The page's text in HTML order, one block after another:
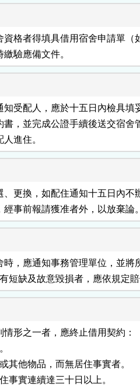
資格者得填具借用宿舍申請單（
繳驗應備文件。
知受配人，應於十五日內檢具填
書，並完成公證手續後送交宿舍
人進住。
更換，如配住通知十五日內不
經事前報請獲准者外，以放棄論
，應通知事務管理單位，並將
有短缺及故意毀損者，應依規定
形之一者，應終止借用契約：
其他物品，而無居住事實者。
事實連續達三十日以上。